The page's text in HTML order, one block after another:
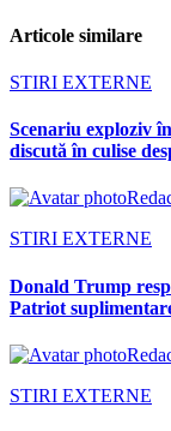
Articole similare
STIRI EXTERNE
Scenariu exploziv
discută în culise
STIRI EXTERNE
Donald Trump
Patriot
STIRI EXTERNE